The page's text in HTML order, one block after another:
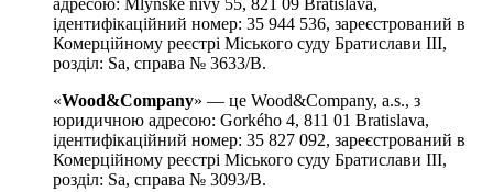
ідентифікаційний номер: 35 944 536, зареєстрований в
Комерційному реєстрі Міського суду Братислави III,
розділ: Sa, справа № 3633/B.
«Wood&Company» — це Wood&Company, a.s., з
юридичною адресою: Gorkého 4, 811 01 Bratislava,
ідентифікаційний номер: 35 827 092, зареєстрований в
Комерційному реєстрі Міського суду Братислави III,
розділ: Sa, справа № 3093/B.